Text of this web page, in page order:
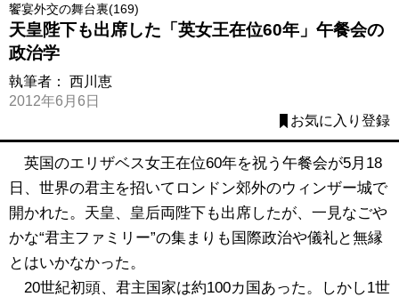
饗宴外交の舞台裏(169)
天皇陛下も出席した「英女王在位60年」午餐会の
政治学
執筆者： 西川恵
2012年6月6日
お気に入り登録
英国のエリザベス女王在位60年を祝う午餐会が5月18
日、世界の君主を招いてロンドン郊外のウィンザー城で
開かれた。天皇、皇后両陛下も出席したが、一見なごや
かな“君主ファミリー”の集まりも国際政治や儀礼と無縁
とはいかなかった。
20世紀初頭、君主国家は約100カ国あった。しかし1世